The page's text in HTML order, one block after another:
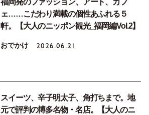
福岡発のファッション、アート、カフ
ェ……こだわり満載の個性あふれる５
軒。【大人のニッポン観光_福岡編Vol.2】
おでかけ 2026.06.21
スイーツ、辛子明太子、角打ちまで。地
元で評判の博多名物・名店。【大人のニ